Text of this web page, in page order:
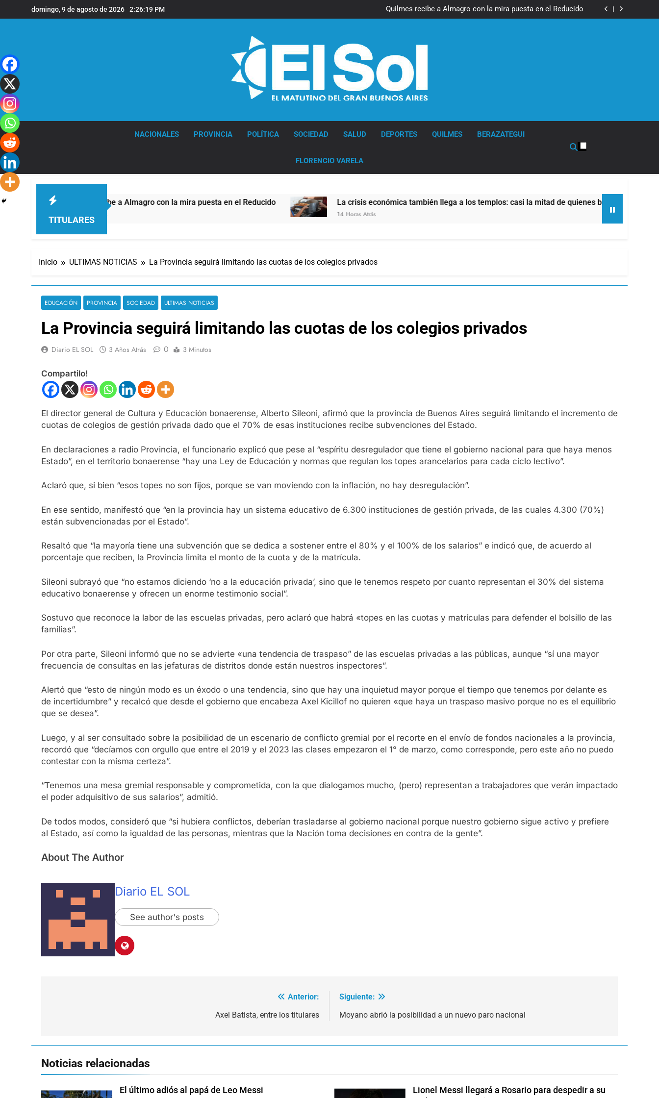
al
domingo, 9 de agosto de 2026 2:26:20 PM
Quilmes recibe a Almagro con la mira puesta en el Reducido
El último adiós al papá de Leo Messi
NACIONALES PROVINCIA POLÍTICA SOCIEDAD SALUD DEPORTES QUILMES BERAZATEGUI
FLORENCIO VARELA
TITULARES
Quilmes recibe a Almagro con la mira puesta en el Reducido La crisis económica también llega a los templos: casi la mitad de quienes buscan ayuda pide
14 Horas Atrás
Inicio ULTIMAS NOTICIAS La Provincia seguirá limitando las cuotas de los colegios privados
EDUCACIÓN PROVINCIA SOCIEDAD ULTIMAS NOTICIAS
La Provincia seguirá limitando las cuotas de los colegios privados
Diario EL SOL 3 Años Atrás 0 3 Minutos
Compartilo!
El director general de Cultura y Educación bonaerense, Alberto Sileoni, afirmó que la provincia de Buenos Aires seguirá limitando el incremento de
cuotas de colegios de gestión privada dado que el 70% de esas instituciones recibe subvenciones del Estado.
En declaraciones a radio Provincia, el funcionario explicó que pese al “espíritu desregulador que tiene el gobierno nacional para que haya menos
Estado”, en el territorio bonaerense “hay una Ley de Educación y normas que regulan los topes arancelarios para cada ciclo lectivo”.
Aclaró que, si bien “esos topes no son fijos, porque se van moviendo con la inflación, no hay desregulación”.
En ese sentido, manifestó que “en la provincia hay un sistema educativo de 6.300 instituciones de gestión privada, de las cuales 4.300 (70%)
están subvencionadas por el Estado”.
Resaltó que “la mayoría tiene una subvención que se dedica a sostener entre el 80% y el 100% de los salarios” e indicó que, de acuerdo al
porcentaje que reciben, la Provincia limita el monto de la cuota y de la matrícula.
Sileoni subrayó que “no estamos diciendo ‘no a la educación privada’, sino que le tenemos respeto por cuanto representan el 30% del sistema
educativo bonaerense y ofrecen un enorme testimonio social”.
Sostuvo que reconoce la labor de las escuelas privadas, pero aclaró que habrá «topes en las cuotas y matrículas para defender el bolsillo de las
familias”.
Por otra parte, Sileoni informó que no se advierte «una tendencia de traspaso” de las escuelas privadas a las públicas, aunque “sí una mayor
frecuencia de consultas en las jefaturas de distritos donde están nuestros inspectores”.
Alertó que “esto de ningún modo es un éxodo o una tendencia, sino que hay una inquietud mayor porque el tiempo que tenemos por delante es
de incertidumbre” y recalcó que desde el gobierno que encabeza Axel Kicillof no quieren «que haya un traspaso masivo porque no es el equilibrio
que se desea”.
Luego, y al ser consultado sobre la posibilidad de un escenario de conflicto gremial por el recorte en el envío de fondos nacionales a la provincia,
recordó que “decíamos con orgullo que entre el 2019 y el 2023 las clases empezaron el 1° de marzo, como corresponde, pero este año no puedo
contestar con la misma certeza”.
“Tenemos una mesa gremial responsable y comprometida, con la que dialogamos mucho, (pero) representan a trabajadores que verán impactado
el poder adquisitivo de sus salarios”, admitió.
De todos modos, consideró que “si hubiera conflictos, deberían trasladarse al gobierno nacional porque nuestro gobierno sigue activo y prefiere
al Estado, así como la igualdad de las personas, mientras que la Nación toma decisiones en contra de la gente”.
About The Author
Diario EL SOL
See author's posts
Anterior:
Axel Batista, entre los titulares
Siguiente:
Moyano abrió la posibilidad a un nuevo paro nacional
Noticias relacionadas
El último adiós al papá de Leo Messi
Lionel Messi llegará a Rosario para despedir a su